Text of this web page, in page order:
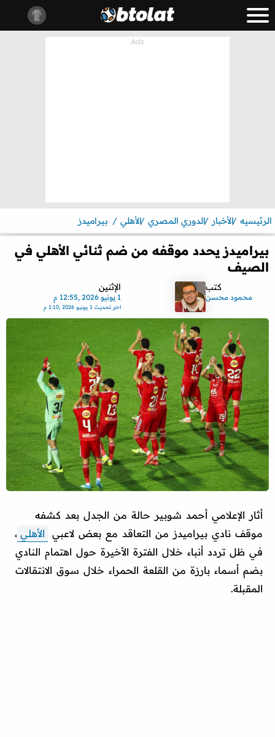
الرئيسيه الأخبار الدوري المصري الأهلي بيراميدز
بيراميدز يحدد موقفه من ضم ثنائي الأهلي في
الصيف
كتب
محمود محسن
الإثنين
1 يونيو 2026 ,12:55 م
اخر تحديث 1 يونيو 2026 ,1:10 م
أثار الإعلامي أحمد شوبير حالة من الجدل بعد كشفه
موقف نادي بيراميدز من التعاقد مع بعض لاعبي
الأهلي ،
في ظل تردد أنباء خلال الفترة الأخيرة حول اهتمام النادي
بضم أسماء بارزة من القلعة الحمراء خلال سوق الانتقالات
المقبلة.